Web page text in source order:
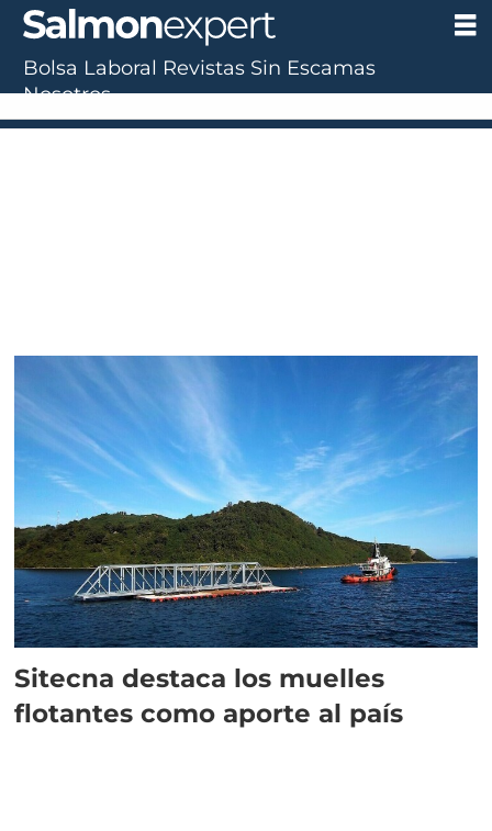
Tag:
muelles
Sitecna destaca los muelles
flotantes como aporte al país
Bolsa Laboral Revistas Sin Escamas
Nosotros